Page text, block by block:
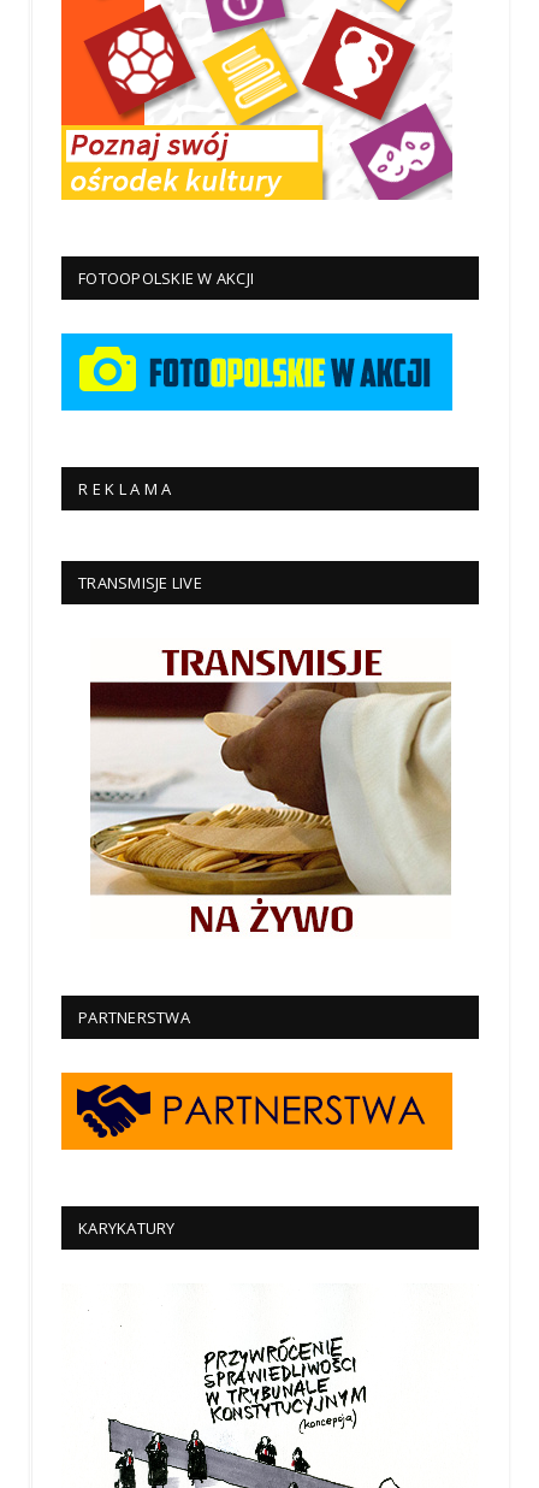
FOTOOPOLSKIE W AKCJI
R E K L A M A
TRANSMISJE LIVE
PARTNERSTWA
KARYKATURY